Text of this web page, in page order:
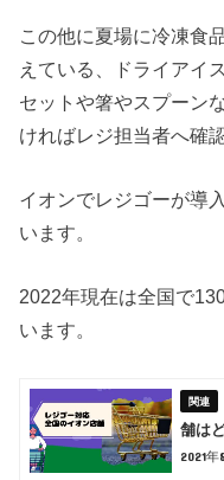
この他に夏場に冷凍食
えている、ドライアイ
セットや箸やスプーン
ければレジ担当者へ確
イオンでレジゴーが導
います。
2022年現在は全国で
います。
舗は
2021年